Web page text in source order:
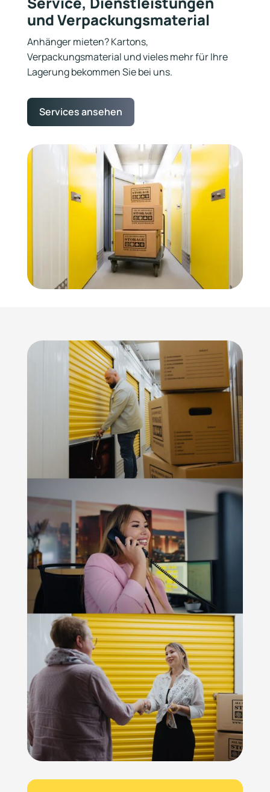
und Verpackungsmaterial
Anhänger mieten? Kartons,
Verpackungsmaterial und vieles mehr für Ihre
Lagerung bekommen Sie bei uns.
Services ansehen